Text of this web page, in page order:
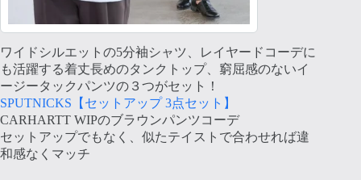
ワイドシルエットの5分袖シャツ、レイヤードコーデに
も活躍する着丈長めのタンクトップ、窮屈感のないイ
ージータックパンツの３つがセット！
SPUTNICKS【セットアップ 3点セット】
CARHARTT WIPのブラウンパンツコーデ
セットアップでもなく、似たテイストで合わせれば違
和感なくマッチ